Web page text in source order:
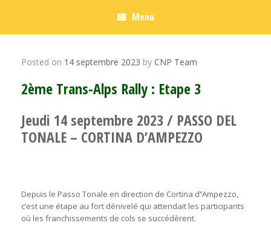
Menu
Posted on 14 septembre 2023 by CNP Team
2ème Trans-Alps Rally : Etape 3
Jeudi 14 septembre 2023 / PASSO DEL
TONALE – CORTINA D’AMPEZZO
Depuis le Passo Tonale en direction de Cortina d’’Ampezzo,
c’est une étape au fort dénivelé qui attendait les participants
où les franchissements de cols se succédèrent.